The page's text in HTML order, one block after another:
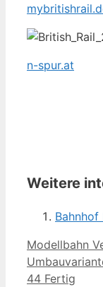
n-spur.at
Weitere
Kategorien
Modellbahn
44 Fertig